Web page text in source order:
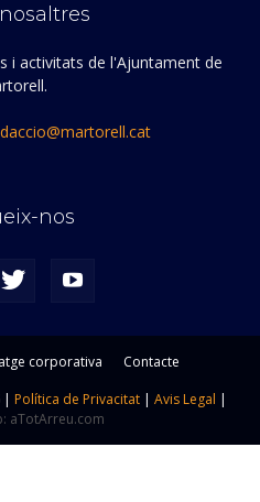
i activitats de l'Ajuntament de
nos
corporativa
Contacte
| Política de Privacitat | Avis Legal |
aTotArreu.com